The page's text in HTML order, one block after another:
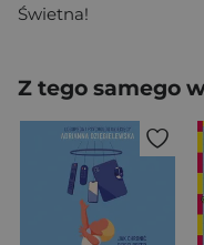
Świetna!
Z tego samego